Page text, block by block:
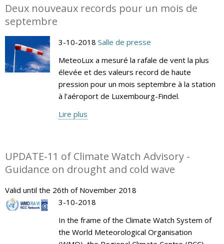
Deux nouveaux records pour un mois de
septembre
3-10-2018 Salle de presse
MeteoLux a mesuré la rafale de vent la plus
élevée et des valeurs record de haute
pression pour un mois septembre à la station
à l’aéroport de Luxembourg-Findel.
Lire plus
UPDATE-11 of Climate Watch Advisory -
Guidance on drought and cold wave
Valid until the 26th of November 2018
3-10-2018
In the frame of the Climate Watch System of
the World Meteorological Organisation